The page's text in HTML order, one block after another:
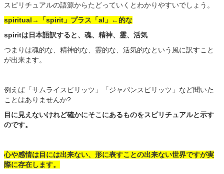
スピリチュアルの語源からたどっていくとわかりやすいでしょう。
spiritual→「spirit」プラス「al」←的な
spiritは日本語訳すると、魂、精神、霊、活気
つまりは魂的な、精神的な、霊的な、活気的なという風に訳すこと
が出来ます。
例えば「サムライスピリッツ」「ジャパンスピリッツ」など聞いた
ことはありませんか?
目に見えないけれど確かにそこにあるものをスピリチュアルと示す
のです。
心や感情は目には出来ない、形に表すことの出来ない世界ですが実
際に存在します。